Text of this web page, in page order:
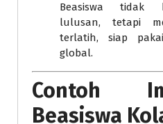
Beasiswa tidak
lulusan, tetapi
terlatih, siap
global.
Contoh
Beasiswa